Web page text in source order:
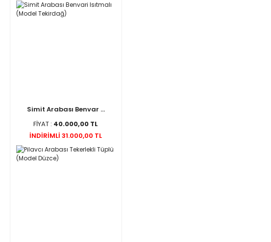
Simit Arabası Benvar ...
FİYAT : 40.000,00 TL
İNDİRİMLİ 31.000,00 TL